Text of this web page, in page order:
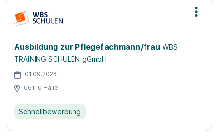
Ausbildung zur Pflegefachmann/frau WBS
TRAINING SCHULEN gGmbH
01.09.2026
06110 Halle
Schnellbewerbung